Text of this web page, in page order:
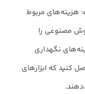
: هزینه‌های مربوط
مصنوعی را
نگهداری
کنید که ابزارهای